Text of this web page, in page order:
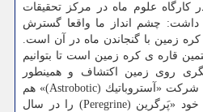
علوم ماه در مركز تحقیقات
داشت: چشم انداز ما واقعا گسترش
زمین با گنجاندن ماه در آن است.
قاره ی كره زمین است تا بتوانیم
روی زمین اكتشاف و همینطور
استخراج منابع را انجام دهیم. شركت «آستروباتیك (Astrobotic)» هم
قصد داشت كه سطح نشین خود «پَرگرین (Peregrine) را در سال